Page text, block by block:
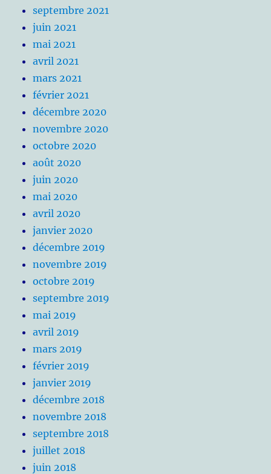
septembre 2021
juin 2021
mai 2021
avril 2021
mars 2021
février 2021
décembre 2020
novembre 2020
octobre 2020
août 2020
juin 2020
mai 2020
avril 2020
janvier 2020
décembre 2019
novembre 2019
octobre 2019
septembre 2019
mai 2019
avril 2019
mars 2019
février 2019
janvier 2019
décembre 2018
novembre 2018
septembre 2018
juillet 2018
juin 2018